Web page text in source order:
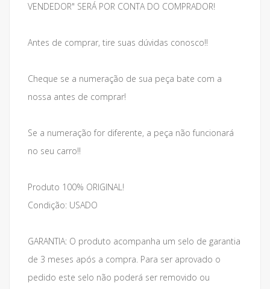
VENDEDOR" SERÁ POR CONTA DO COMPRADOR!
Antes de comprar, tire suas dúvidas conosco!!
Cheque se a numeração de sua peça bate com a
nossa antes de comprar!
Se a numeração for diferente, a peça não funcionará
no seu carro!!
Produto 100% ORIGINAL!
Condição: USADO
GARANTIA: O produto acompanha um selo de garantia
de 3 meses após a compra. Para ser aprovado o
pedido este selo não poderá ser removido ou